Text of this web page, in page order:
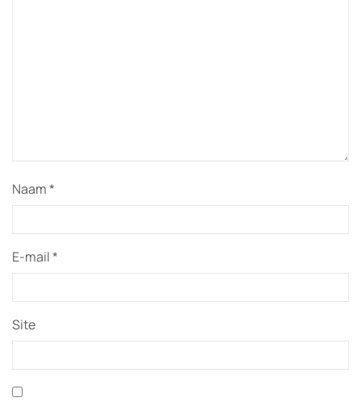
Naam*
E-mail*
Site